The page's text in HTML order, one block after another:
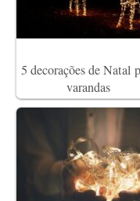
5 decorações de Natal
varandas